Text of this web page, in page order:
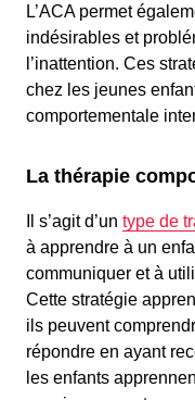
L’ACA permet
indésirables et
l’inattention. Ces
chez les jeunes
comportementale
La thérapie
Il s’agit d’un type de
à apprendre à un
communiquer et à
Cette stratégie
ils peuvent
répondre en ayant
les enfants